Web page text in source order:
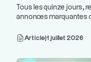
Tous les quinze jours,
annonces marquantes
Article 1 juillet 2026